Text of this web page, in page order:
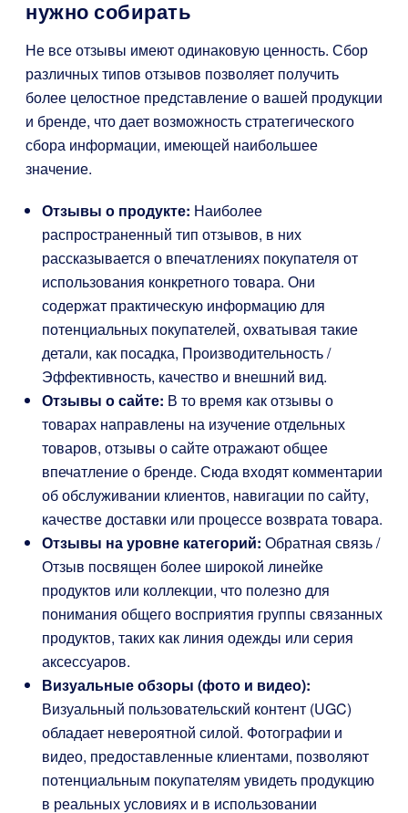
нужно собирать
Не все отзывы имеют одинаковую ценность. Сбор
различных типов отзывов позволяет получить
более целостное представление о вашей продукции
и бренде, что дает возможность стратегического
сбора информации, имеющей наибольшее
значение.
Отзывы о продукте: Наиболее
распространенный тип отзывов, в них
рассказывается о впечатлениях покупателя от
использования конкретного товара. Они
содержат практическую информацию для
потенциальных покупателей, охватывая такие
детали, как посадка, Производительность /
Эффективность, качество и внешний вид.
Отзывы о сайте: В то время как отзывы о
товарах направлены на изучение отдельных
товаров, отзывы о сайте отражают общее
впечатление о бренде. Сюда входят комментарии
об обслуживании клиентов, навигации по сайту,
качестве доставки или процессе возврата товара.
Отзывы на уровне категорий: Обратная связь /
Отзыв посвящен более широкой линейке
продуктов или коллекции, что полезно для
понимания общего восприятия группы связанных
продуктов, таких как линия одежды или серия
аксессуаров.
Визуальные обзоры (фото и видео):
Визуальный пользовательский контент (UGC)
обладает невероятной силой. Фотографии и
видео, предоставленные клиентами, позволяют
потенциальным покупателям увидеть продукцию
в реальных условиях и в использовании